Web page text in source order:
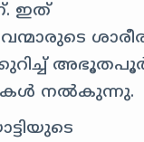
ഇത്
നൽകുന്നു.